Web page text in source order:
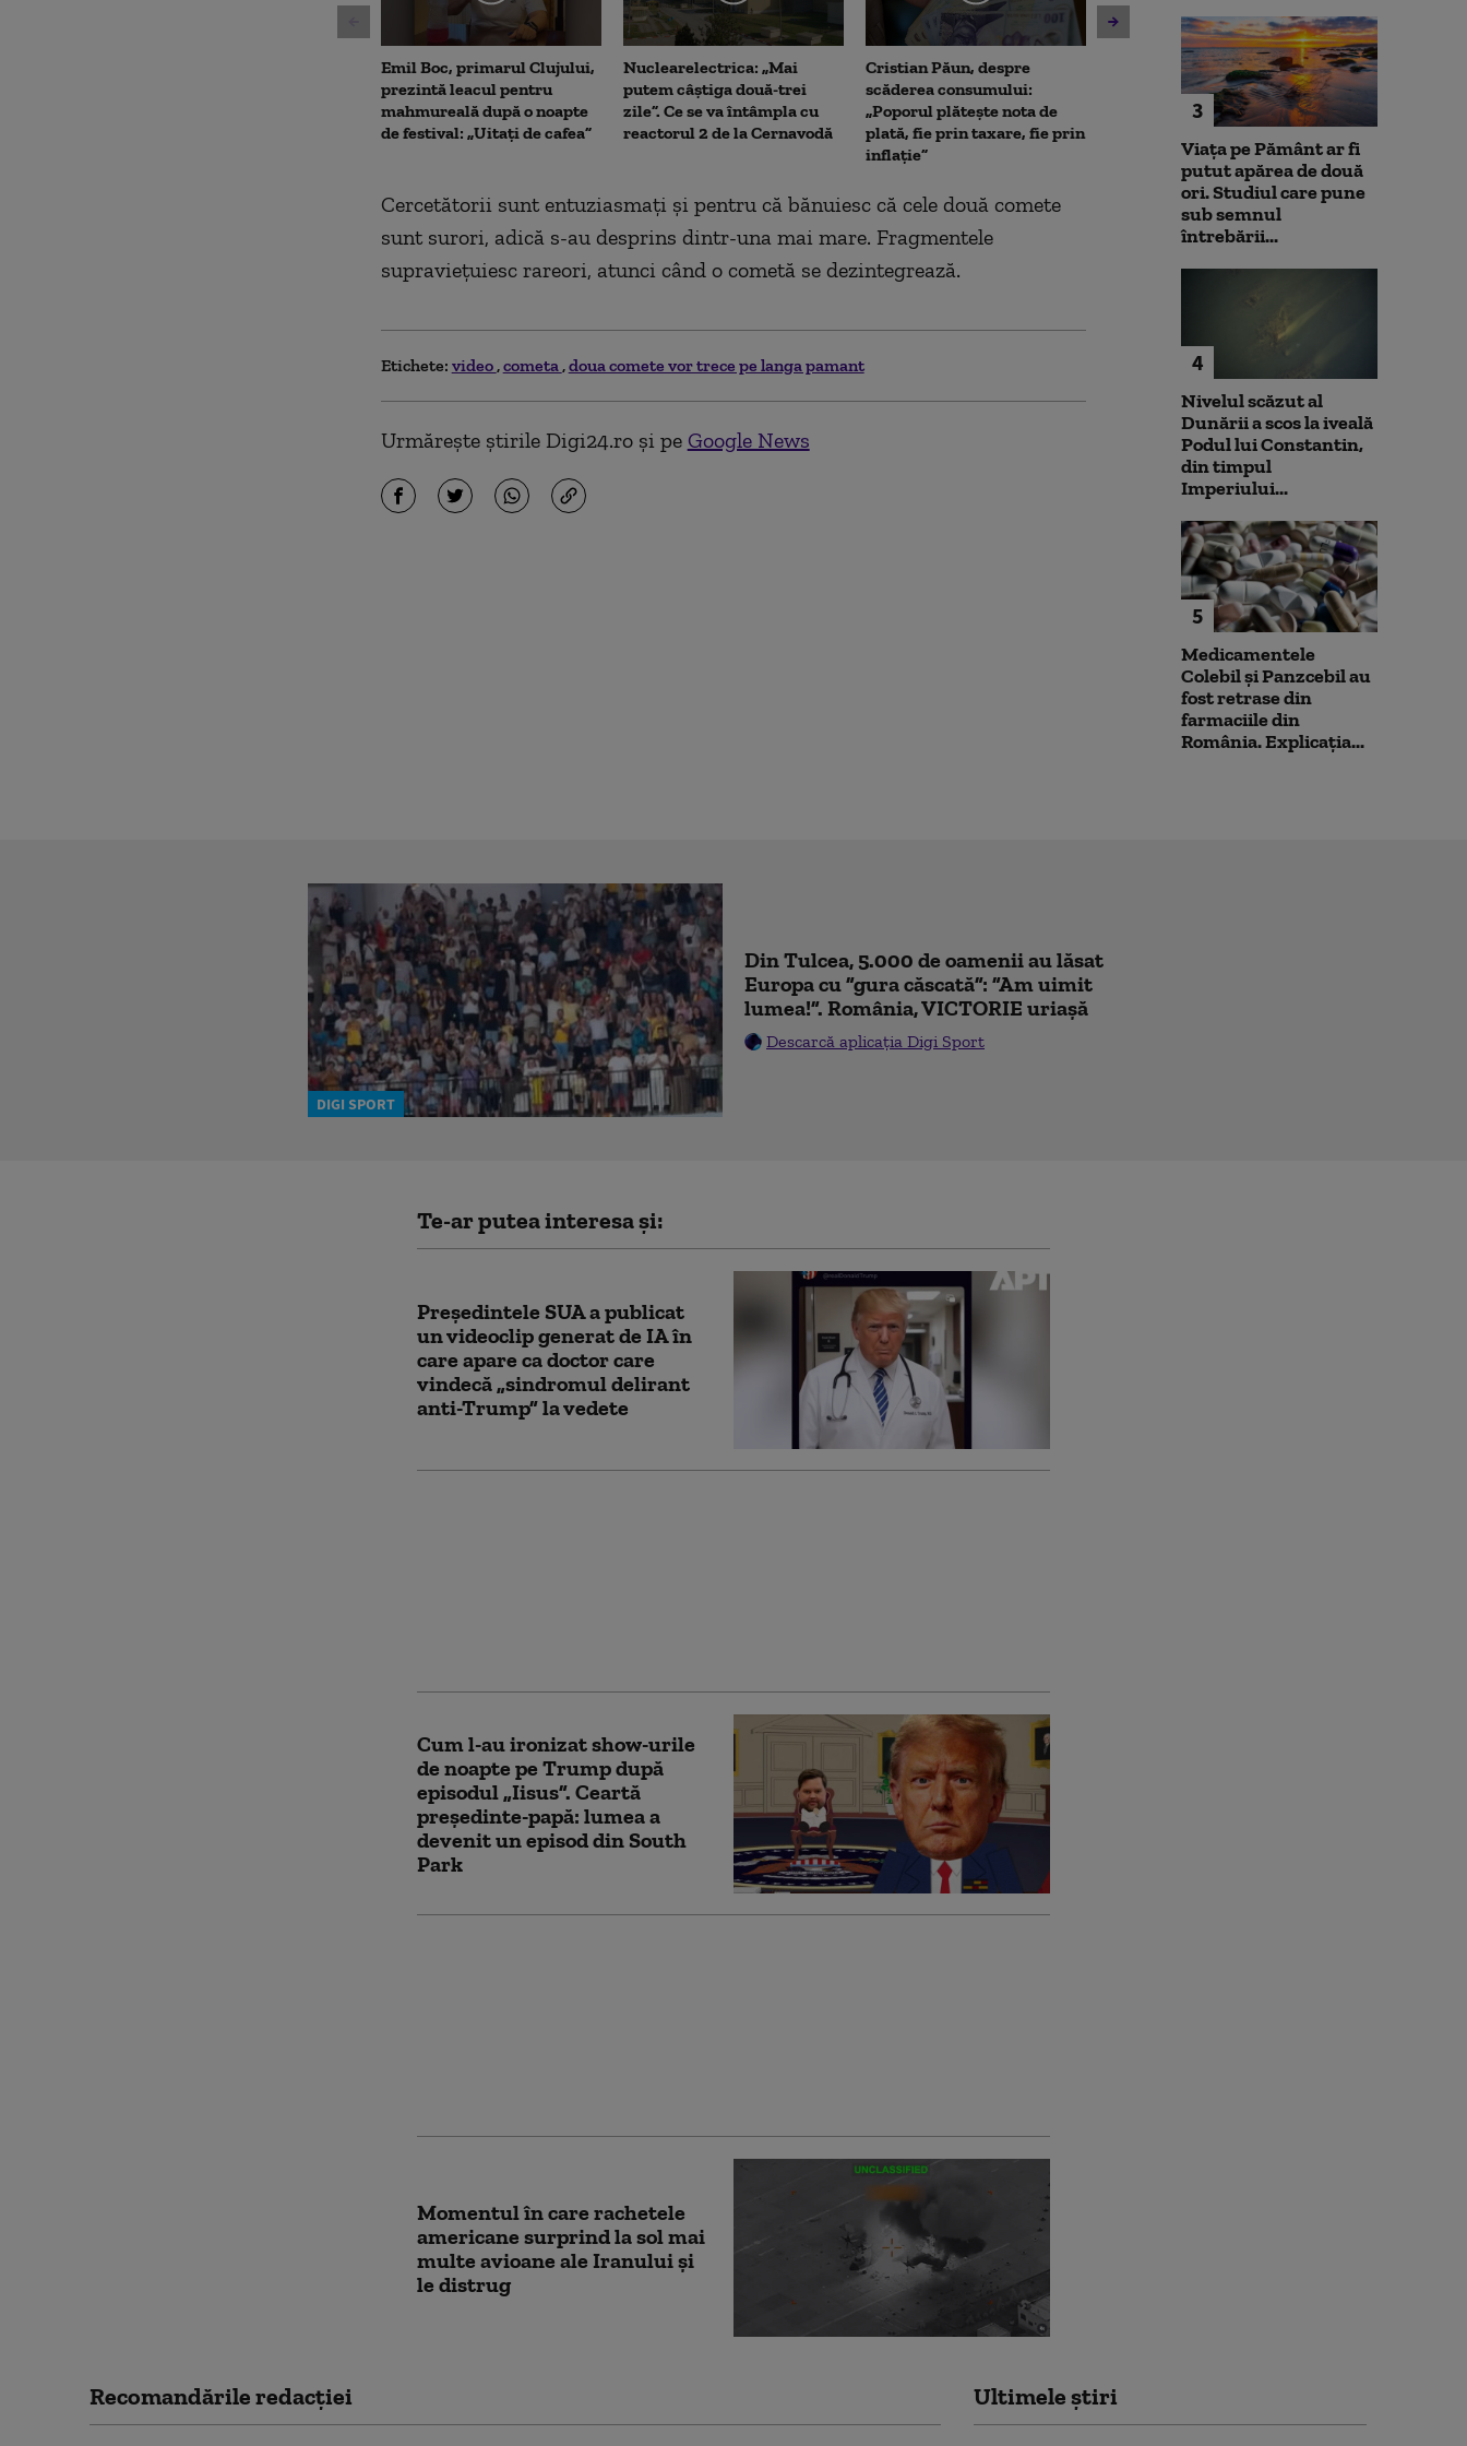
Emil Boc, primarul Clujului,
prezintă leacul pentru
mahmureală după o noapte
de festival: „Uitați de cafea”
Nuclearelectrica: „Mai
putem câștiga două-trei
zile”. Ce se va întâmpla cu
reactorul 2 de la Cernavodă
Cristian Păun, despre
scăderea consumului:
„Poporul plătește nota de
plată, fie prin taxare, fie prin
inflație”
Antrenament cu miză:
pușcașii marini români au
testat vehiculele de asalt
amfibiu AAV-7 alături de
militarii SUA
10 luni de la
Rahova:
așteaptă să
Primarul
„Am
Cercetătorii sunt entuziasmaţi şi pentru că bănuiesc că cele două comete
sunt surori, adică s-au desprins dintr-una mai mare. Fragmentele
supravieţuiesc rareori, atunci când o cometă se dezintegrează.
Etichete: video cometa doua comete vor trece pe langa pamant
Urmărește știrile Digi24.ro și pe Google News
3
Viața pe Pământ ar fi
putut apărea de două
ori. Studiul care pune
sub semnul
întrebării...
4
Nivelul scăzut al
Dunării a scos la iveală
Podul lui Constantin,
din timpul
Imperiului...
5
Medicamentele
Colebil și Panzcebil au
fost retrase din
farmaciile din
România. Explicația...
DIGI SPORT
Din Tulcea, 5.000 de oamenii au lăsat
Europa cu ”gura căscată”: ”Am uimit
lumea!”. România, VICTORIE uriașă
Descarcă aplicația Digi Sport
Te-ar putea interesa și:
Preşedintele SUA a publicat
un videoclip generat de IA în
care apare ca doctor care
vindecă „sindromul delirant
anti-Trump” la vedete
Cum l-au ironizat show-urile
de noapte pe Trump după
episodul „Iisus”. Ceartă
președinte-papă: lumea a
devenit un episod din South
Park
Momentul în care rachetele
americane surprind la sol mai
multe avioane ale Iranului și
le distrug
Recomandările redacţiei Ultimele știri